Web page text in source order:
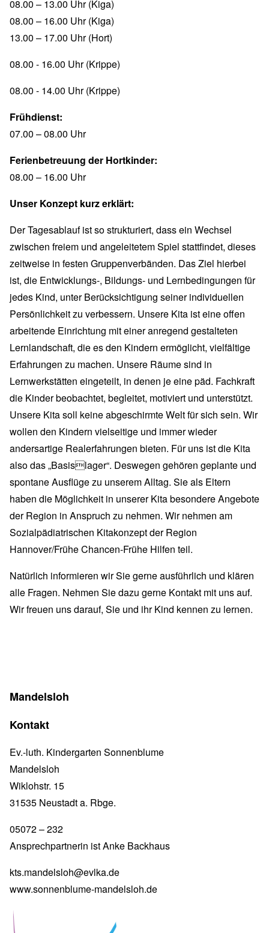
08.00 – 13.00 Uhr (Kiga)
08.00 – 16.00 Uhr (Kiga)
13.00 – 17.00 Uhr (Hort)
08.00 - 16.00 Uhr (Krippe)
08.00 - 14.00 Uhr (Krippe)
Frühdienst:
07.00 – 08.00 Uhr
Ferienbetreuung der Hortkinder:
08.00 – 16.00 Uhr
Unser Konzept kurz erklärt:
Der Tagesablauf ist so strukturiert, dass ein Wechsel
zwischen freiem und angeleitetem Spiel stattfindet, dieses
zeitweise in festen Gruppenverbänden. Das Ziel hierbei
ist, die Entwicklungs-, Bildungs- und Lernbedingungen für
jedes Kind, unter Berücksichtigung seiner individuellen
Persönlichkeit zu verbessern. Unsere Kita ist eine offen
arbeitende Einrichtung mit einer anregend gestalteten
Lernlandschaft, die es den Kindern ermöglicht, vielfältige
Erfahrungen zu machen. Unsere Räume sind in
Lernwerkstätten eingeteilt, in denen je eine päd. Fachkraft
die Kinder beobachtet, begleitet, motiviert und unterstützt.
Unsere Kita soll keine abgeschirmte Welt für sich sein. Wir
wollen den Kindern vielseitige und immer wieder
andersartige Realerfahrungen bieten. Für uns ist die Kita
also das „Basislager“. Deswegen gehören geplante und
spontane Ausflüge zu unserem Alltag. Sie als Eltern
haben die Möglichkeit in unserer Kita besondere Angebote
der Region in Anspruch zu nehmen. Wir nehmen am
Sozialpädiatrischen Kitakonzept der Region
Hannover/Frühe Chancen-Frühe Hilfen teil.
Natürlich informieren wir Sie gerne ausführlich und klären
alle Fragen. Nehmen Sie dazu gerne Kontakt mit uns auf.
Wir freuen uns darauf, Sie und ihr Kind kennen zu lernen.
Mandelsloh
Kontakt
Ev.-luth. Kindergarten Sonnenblume
Mandelsloh
Wiklohstr. 15
31535 Neustadt a. Rbge.
05072 – 232
Ansprechpartnerin ist Anke Backhaus
kts.mandelsloh@evlka.de
www.sonnenblume-mandelsloh.de